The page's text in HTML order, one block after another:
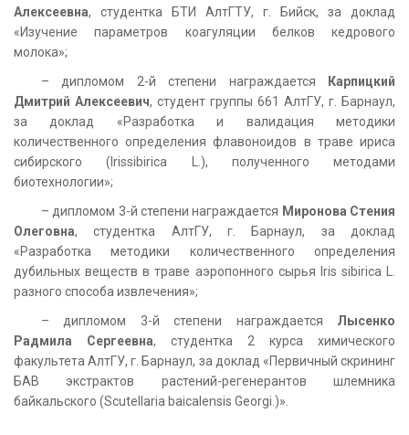
Алексеевна, студентка БТИ АлтГТУ, г. Бийск, за доклад
«Изучение параметров коагуляции белков кедрового
молока»;
– дипломом 2-й степени награждается Карпицкий
Дмитрий Алексеевич, студент группы 661 АлтГУ, г. Барнаул,
за доклад «Разработка и валидация методики
количественного определения флавоноидов в траве ириса
сибирского (Irissibirica L.), полученного методами
биотехнологии»;
– дипломом 3-й степени награждается Миронова Стения
Олеговна, студентка АлтГУ, г. Барнаул, за доклад
«Разработка методики количественного определения
дубильных веществ в траве аэропонного сырья Iris sibirica L.
разного способа извлечения»;
– дипломом 3-й степени награждается Лысенко
Радмила Сергеевна, студентка 2 курса химического
факультета АлтГУ, г. Барнаул, за доклад «Первичный скрининг
БАВ экстрактов растений-регенерантов шлемника
байкальского (Scutellaria baicalensis Georgi.)».